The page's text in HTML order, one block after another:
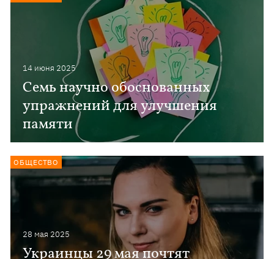
14 июня 2025
Семь научно обоснованных
упражнений для улучшения
памяти
28 мая 2025
Украинцы 29 мая почтят
ОБЩЕСТВО